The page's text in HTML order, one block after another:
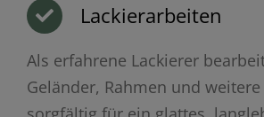
Lackierarbeiten
Als erfahrene Lackierer
Geländer, Rahmen und